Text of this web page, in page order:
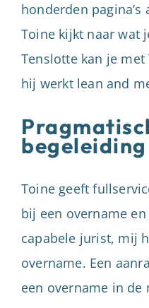
honderden
Toine kijkt naar wat
Tenslotte kan je
hij werkt lean and
Toine geeft
bij een overname
capabele jurist, mij
overname. Een
een overname in de